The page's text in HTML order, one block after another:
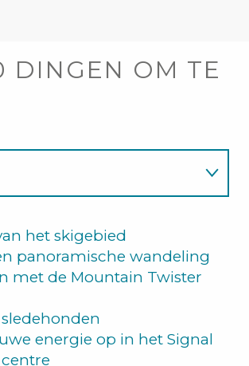
DINGEN OM TE
het skigebied
panoramische wandeling
met de Mountain Twister
energie op in het Signal